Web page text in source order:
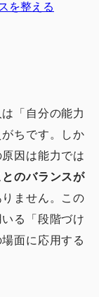
を整える
「自分の能力
ちです。しか
因は能力では
とのバランスが
ません。この
る「段階づけ
面に応用する